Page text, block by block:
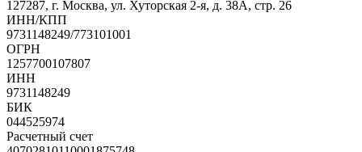
127287, г. Москва, ул. Хуторская 2-я, д. 38А, стр. 26
ИНН/КПП
9731148249/773101001
ОГРН
1257700107807
ИНН
9731148249
БИК
044525974
Расчетный счет